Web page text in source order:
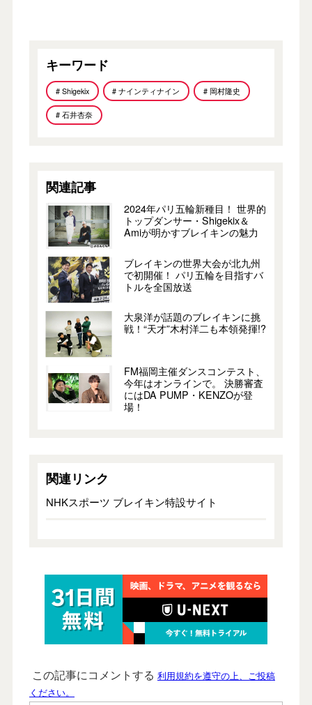
キーワード
# Shigekix # ナインティナイン # 岡村隆史
# 石井杏奈
関連記事
2024年パリ五輪新種目！ 世界的
トップダンサー・Shigekix＆
Amiが明かすブレイキンの魅力
ブレイキンの世界大会が北九州
で初開催！ パリ五輪を目指すバ
トルを全国放送
大泉洋が話題のブレイキンに挑
戦！“天才”木村洋二も本領発揮!?
FM福岡主催ダンスコンテスト、
今年はオンラインで。 決勝審査
にはDA PUMP・KENZOが登
場！
関連リンク
NHKスポーツ ブレイキン特設サイト